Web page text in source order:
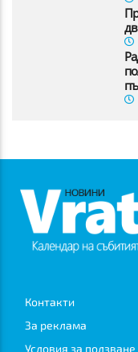
Контакти
За реклама
Условия за ползване